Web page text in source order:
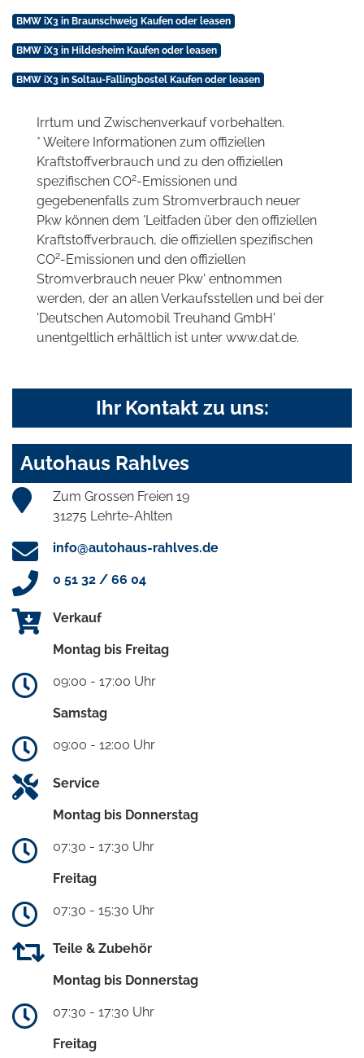
BMW iX3 in Braunschweig Kaufen oder leasen
BMW iX3 in Hildesheim Kaufen oder leasen
BMW iX3 in Soltau-Fallingbostel Kaufen oder leasen
Irrtum und Zwischenverkauf vorbehalten.
* Weitere Informationen zum offiziellen
Kraftstoffverbrauch und zu den offiziellen
spezifischen CO2-Emissionen und
gegebenenfalls zum Stromverbrauch neuer
Pkw können dem 'Leitfaden über den offiziellen
Kraftstoffverbrauch, die offiziellen spezifischen
CO2-Emissionen und den offiziellen
Stromverbrauch neuer Pkw' entnommen
werden, der an allen Verkaufsstellen und bei der
'Deutschen Automobil Treuhand GmbH'
unentgeltlich erhältlich ist unter www.dat.de.
Ihr Kontakt zu uns:
Autohaus Rahlves
Zum Grossen Freien 19
31275 Lehrte-Ahlten
info@autohaus-rahlves.de
0 51 32 / 66 04
Verkauf
Montag bis Freitag
09:00 - 17:00 Uhr
Samstag
09:00 - 12:00 Uhr
Service
Montag bis Donnerstag
07:30 - 17:30 Uhr
Freitag
07:30 - 15:30 Uhr
Teile & Zubehör
Montag bis Donnerstag
07:30 - 17:30 Uhr
Freitag